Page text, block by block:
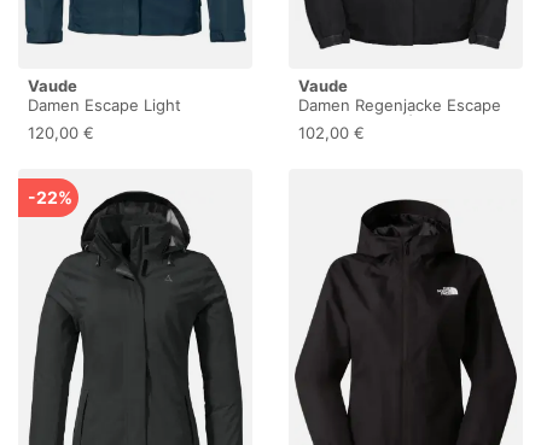
Vaude
Damen Escape Light
Regenjacke - 44 - Dark Sea
120,00 €
Vaude
Damen Regenjacke Escape
Light schwarz | 44
102,00 €
-22%